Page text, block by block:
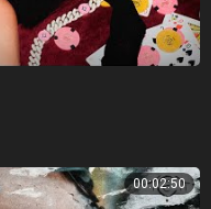
00:02:50